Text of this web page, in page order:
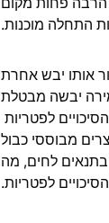
התחלה מוכנות.
אותו יבש אחרת
יבשה מבטלת
לפטריות
מבוססי כבול
לחים, מה
לפטריות.